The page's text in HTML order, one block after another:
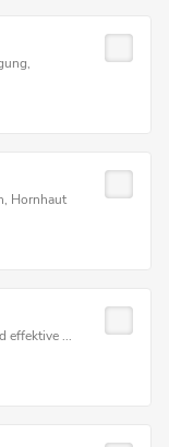
Hornhaut
effektive ...